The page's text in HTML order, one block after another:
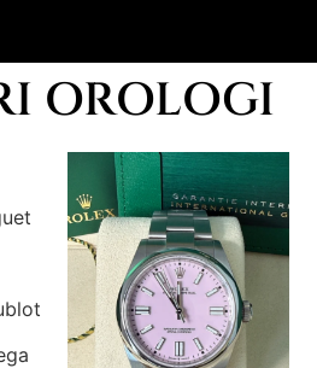
OROLOGI